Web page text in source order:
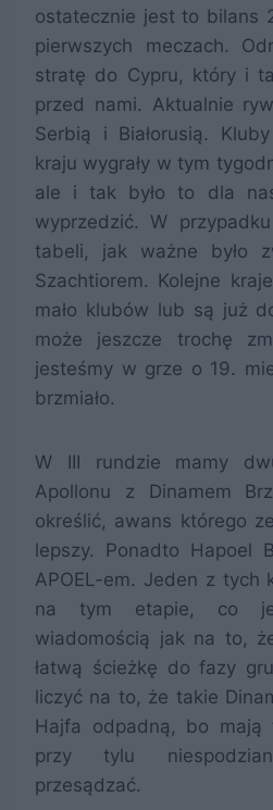
ostatecznie jest to bilans
pierwszych meczach.
stratę do Cypru, który i
przed nami. Aktualnie
Serbią i Białorusią.
kraju wygrały w tym
ale i tak było to dla
wyprzedzić. W
tabeli, jak ważne było
Szachtiorem. Kolejne
mało klubów lub są już
może jeszcze trochę
jesteśmy w grze o 19.
brzmiało.
W III rundzie mamy
Apollonu z Dinamem
określić, awans którego
lepszy. Ponadto Hapoel
APOEL-em. Jeden z tych
na tym etapie, co
wiadomością jak na to,
łatwą ścieżkę do fazy
liczyć na to, że takie
Hajfa odpadną, bo mają
przy tylu
przesądzać.